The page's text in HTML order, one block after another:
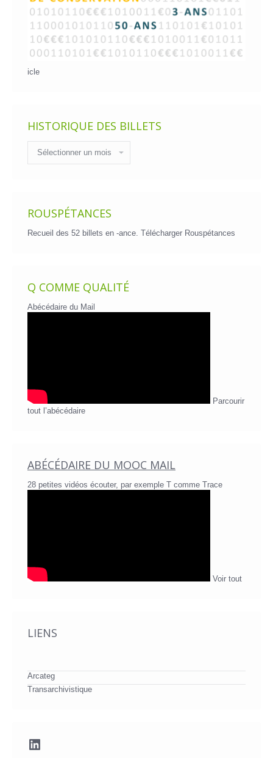
icle
HISTORIQUE DES BILLETS
des
billets
ROUSPÉTANCES
Recueil des 52 billets en -ance. Télécharger Rouspétances
Q COMME QUALITÉ
Abécédaire du Mail
Parcourir
tout l’abécédaire
ABÉCÉDAIRE DU MOOC MAIL
28 petites vidéos écouter, par exemple T comme Trace
Voir tout
LIENS
Arcateg
Transarchivistique
LinkedIn